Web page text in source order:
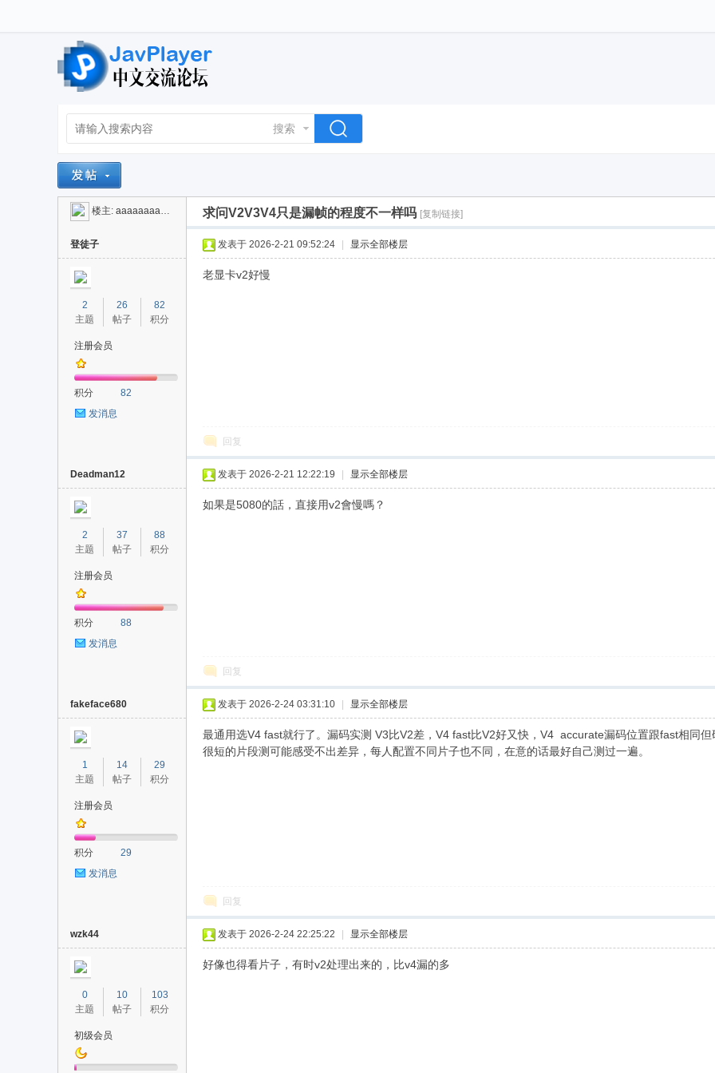
搜索
楼主: aaaaaaaa8888888 求问V2V3V4只是漏帧的程度不一样吗 [复制链接]
登徒子
2
主题
26
帖子
82
积分
注册会员
积分
82
发消息
发表于 2026-2-21 09:52:24 显示全部楼层
老显卡v2好慢
回复
Deadman12
2
主题
37
帖子
88
积分
注册会员
积分
88
发消息
发表于 2026-2-21 12:22:19 显示全部楼层
如果是5080的話，直接用v2會慢嗎？
回复
fakeface680
1
主题
14
帖子
29
积分
注册会员
积分
29
发消息
发表于 2026-2-24 03:31:10 显示全部楼层
最通用选V4 fast就行了。漏码实测 V3比V2差，V4 fast比V2好又快，V4 accurate漏码位置跟fast相同
很短的片段测可能感受不出差异，每人配置不同片子也不同，在意的话最好自己测过一遍。
回复
wzk44
0
主题
10
帖子
103
积分
初级会员
发表于 2026-2-24 22:25:22 显示全部楼层
好像也得看片子，有时v2处理出来的，比v4漏的多